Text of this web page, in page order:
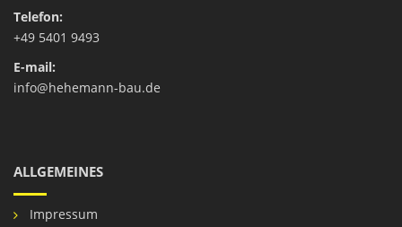
Telefon:
+49 5401 9493
E-mail:
info@hehemann-bau.de
ALLGEMEINES
Impressum